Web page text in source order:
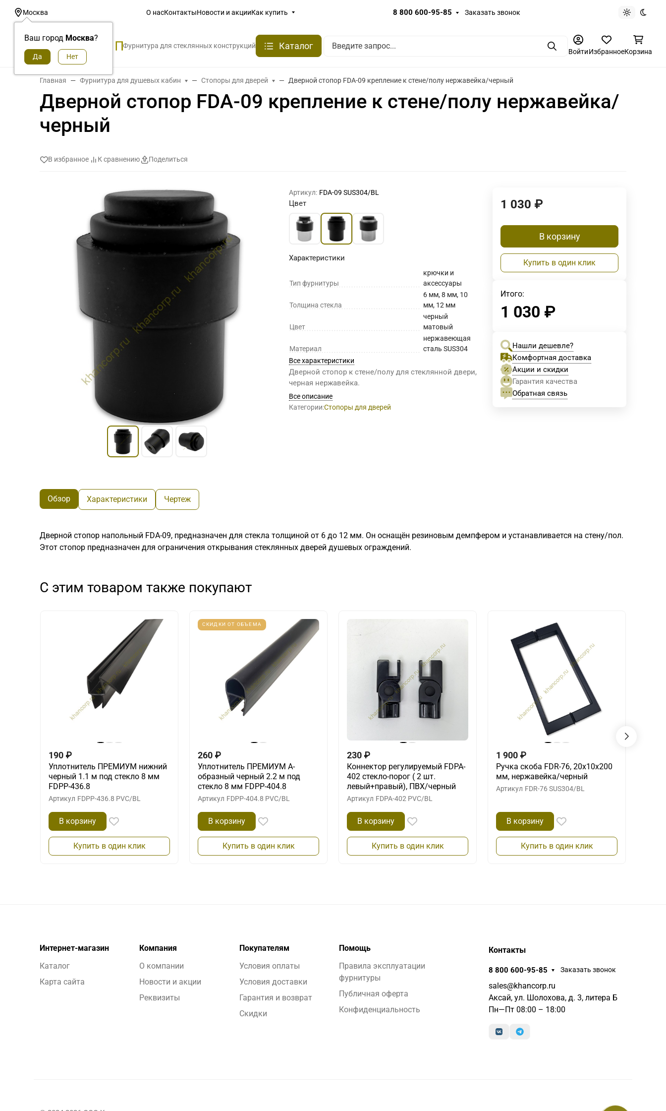
Москва
Ваш город Москва?
О насКонтактыНовости и акцииКак купить 8 800 600-95-85 Заказать звонок
Светлая
Фурнитура для стеклянных конструкций Каталог ПоискВойтиИзбранноеКорзина
Главная Фурнитура для душевых кабин Стопоры для дверей Дверной стопор FDA-09 крепление к стене/полу нержавейка/черный
Дверной стопор FDA-09 крепление к стене/полу нержавейка/
черный
В избранное К сравнению Поделиться
Артикул: FDA-09 SUS304/BL
Цвет
Характеристики
Тип фурнитуры
крючки и
аксессуары
Толщина стекла
6 мм, 8 мм, 10
мм, 12 мм
Цвет
черный
матовый
Материал
нержавеющая
сталь SUS304
Все характеристики
Дверной стопор к стене/полу для стеклянной двери,
черная нержавейка.
Все описание
Категории:Стопоры для дверей
1 030 ₽
В корзину
Купить в один клик
Итого:
1 030 ₽
Нашли дешевле?
Комфортная доставка
Акции и скидки
Гарантия качества
Обратная связь
Обзор Характеристики Чертеж
Дверной стопор напольный FDA-09, предназначен для стекла толщиной от 6 до 12 мм. Он оснащён резиновым демпфером и устанавливается на стену/пол.
Этот стопор предназначен для ограничения открывания стеклянных дверей душевых ограждений.
С этим товаром также покупают
190 ₽
Уплотнитель ПРЕМИУМ нижний
черный 1.1 м под стекло 8 мм
FDPP-436.8
Артикул FDPP-436.8 PVC/BL
В корзину
Купить в один клик
СКИДКИ ОТ ОБЪЕМА
260 ₽
Уплотнитель ПРЕМИУМ А-
образный черный 2.2 м под
стекло 8 мм FDPP-404.8
Артикул FDPP-404.8 PVC/BL
В корзину
Купить в один клик
230 ₽
Коннектор регулируемый FDPA-
402 стекло-порог ( 2 шт.
левый+правый), ПВХ/черный
Артикул FDPA-402 PVC/BL
В корзину
Купить в один клик
1 900 ₽
Ручка скоба FDR-76, 20х10х200
мм, нержавейка/черный
Артикул FDR-76 SUS304/BL
В корзину
Купить в один клик
Интернет-магазин
Каталог
Карта сайта
Компания
О компании
Новости и акции
Реквизиты
Покупателям
Условия оплаты
Условия доставки
Гарантия и возврат
Скидки
Помощь
Правила эксплуатации
фурнитуры
Публичная оферта
Конфиденциальность
Контакты
8 800 600-95-85 Заказать звонок
sales@khancorp.ru
Аксай, ул. Шолохова, д. 3, литера Б
Пн—Пт 08:00 – 18:00